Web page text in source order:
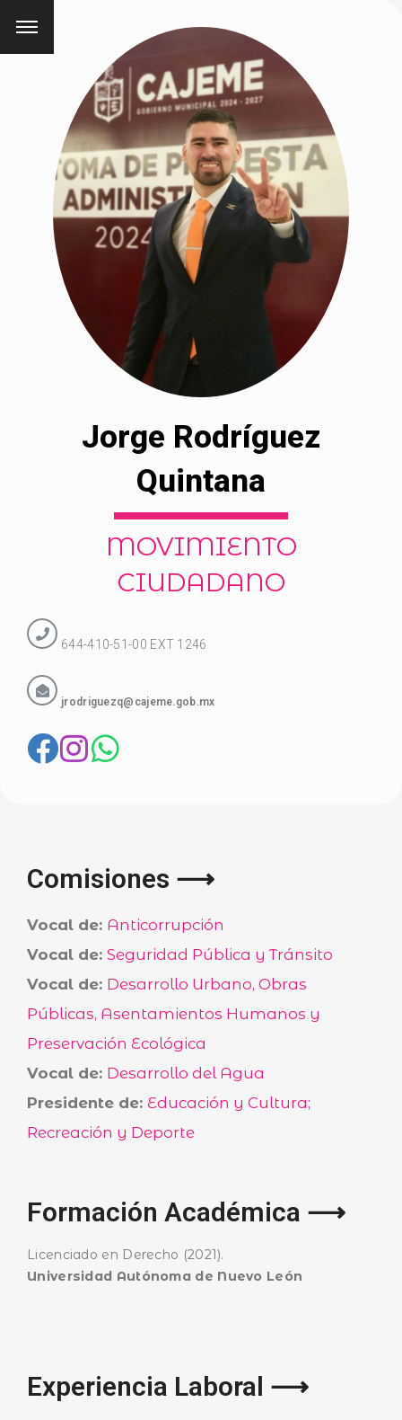
Comisiones ⟶
Vocal de: Anticorrupción
Vocal de: Seguridad Pública y Tránsito
Vocal de: Desarrollo Urbano, Obras
Públicas, Asentamientos Humanos y
Preservación Ecológica
Vocal de: Desarrollo del Agua
Presidente de: Educación y Cultura;
Recreación y Deporte
Formación Académica ⟶
Licenciado en Derecho (2021).
Universidad Autónoma de Nuevo León
Experiencia Laboral ⟶
Jorge Rodríguez
Quintana
MOVIMIENTO
CIUDADANO
644-410-51-00 EXT 1246
jrodriguezq@cajeme.gob.mx